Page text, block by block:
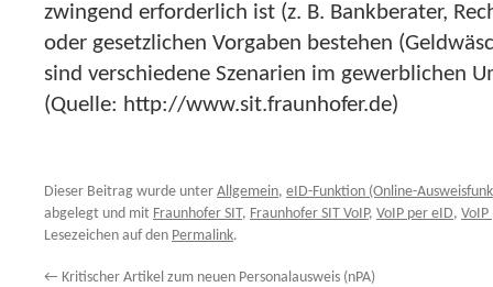
zwingend erforderlich ist (z. B. Bankberater,
oder gesetzlichen Vorgaben bestehen
sind verschiedene Szenarien im gewerblichen
(Quelle: http://www.sit.fraunhofer.de)
Dieser Beitrag wurde unter Allgemein, eID-Funktion (Online-
abgelegt und mit Fraunhofer SIT, Fraunhofer SIT VoIP, VoIP per eID, VoIP
Lesezeichen auf den Permalink.
← Kritischer Artikel zum neuen Personalausweis (nPA)